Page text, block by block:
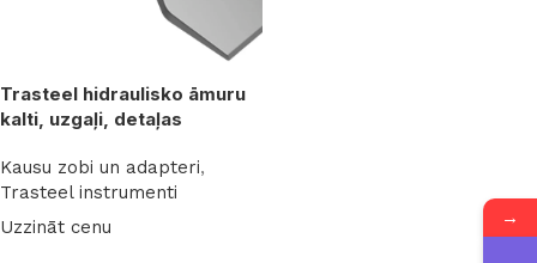
Trasteel hidraulisko āmuru
kalti, uzgaļi, detaļas
Kausu zobi un adapteri,
Trasteel instrumenti
Uzzināt cenu
→